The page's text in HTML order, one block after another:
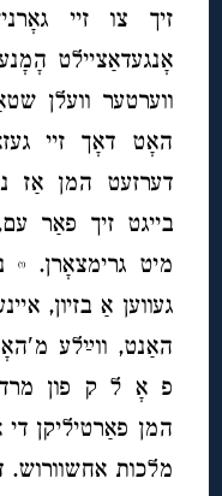
זיך צו זיי
אָנגעדאַציילט
ווערטער וועלן
האָט דאָך זיי
דערזעט המן אַז
בייגט זיך פאַר
מיט גרימצאָרן.(ו)
געווען אַ בזיון,
האַנט, ווײַלע
פ אָ ל ק פון
המן פאַרטיליקן די
מלכות אחשוורוש.